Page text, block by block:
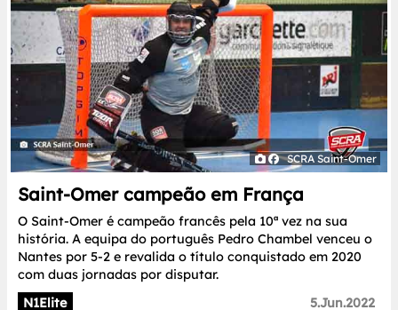
SCRA Saint-Omer
Saint-Omer campeão em França
O Saint-Omer é campeão francês pela 10ª vez na sua
história. A equipa do português Pedro Chambel venceu o
Nantes por 5-2 e revalida o título conquistado em 2020
com duas jornadas por disputar.
N1Elite
5.Jun.2022